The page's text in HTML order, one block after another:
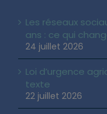
Les réseaux
ans : ce qui
24 juillet 2026
Loi d’urgence
texte
22 juillet 2026